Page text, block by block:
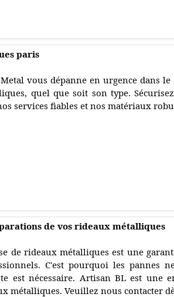
paris
vous dépanne en urgence dans
quel que soit son type.
services fiables et nos matériaux
de vos rideaux métalliques
de rideaux métalliques est une
C'est pourquoi les pannes
est nécessaire. Artisan BL est une
métalliques. Veuillez nous contacter